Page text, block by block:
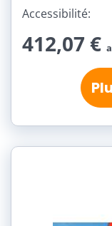
Accessibilité:
412,07 €